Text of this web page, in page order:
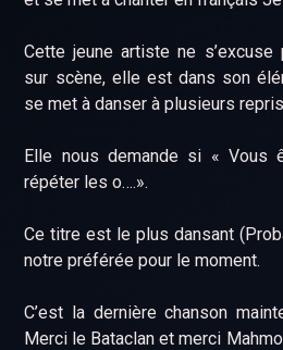
Cette jeune artiste ne s’excuse
sur scène, elle est dans son
se met à danser à plusieurs
Elle nous demande si « Vous
répéter les o….».
Ce titre est le plus dansant
notre préférée pour le moment.
C’est la dernière chanson
Merci le Bataclan et merci